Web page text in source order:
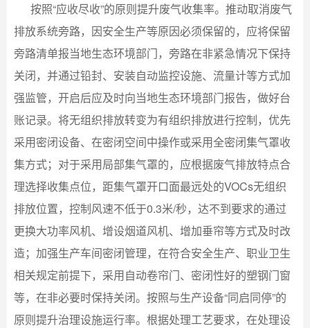
按照“应收尽收”的原则提升废气收集率。推动取消废气
排放系统旁路，因安全生产等原因必须保留的，应将保留
旁路清单报当地生态环境部门，旁路在非紧急情况下保持
关闭，并通过铅封、安装自动监控设施、流量计等方式加
强监管，开启后应及时向当地生态环境部门报告，做好台
账记录。将无组织排放转变为有组织排放进行控制，优先
采用密闭设备、在密闭空间中操作或采用全密闭集气罩收
集方式；对于采用局部集气罩的，应根据废气排放特点合
理选择收集点位，距集气罩开口面最远处的VOCs无组织
排放位置，控制风速不低于0.3米/秒，达不到要求的通过
更换大功率风机、增设烟道风机、增加垂帘等方式及时改
造；加强生产车间密闭管理，在符合安全生产、职业卫生
相关规定前提下，采用自动卷帘门、密闭性好的塑钢门窗
等，在非必要时保持关闭。按照与生产设备“同启同停”的
原则提升治理设施运行率。根据处理工艺要求，在处理设